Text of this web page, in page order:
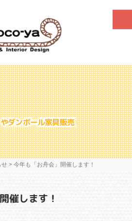
ダンボール家具販売
せ > 今年も「お舟会」開催します！
催します！